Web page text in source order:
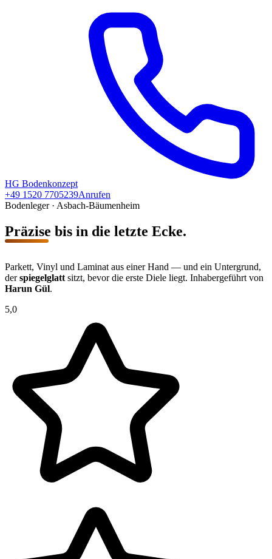
HG Bodenkonzept
+49 1520 7705239Anrufen
Bodenleger · Asbach-Bäumenheim
Präzise bis in die letzte Ecke.
Parkett, Vinyl und Laminat aus einer Hand — und ein Untergrund,
derspiegelglatt sitzt, bevor die erste Diele liegt. Inhabergeführt von
Harun Gül.
5,0